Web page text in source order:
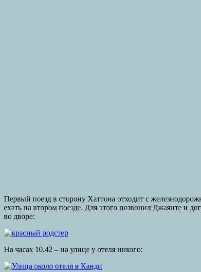
Первый поезд в сторону Хаттона отходит с
ехать на втором поезде. Для этого позвонил Джаянте и
во дворе:
На часах 10.42 – на улице у отеля никого: